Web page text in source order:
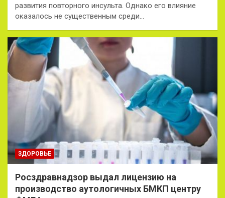
развития повторного инсульта. Однако его влияние
оказалось не существенным среди…
ЗДОРОВЬЕ
Росздравнадзор выдал лицензию на
производство аутологичных БМКП центру